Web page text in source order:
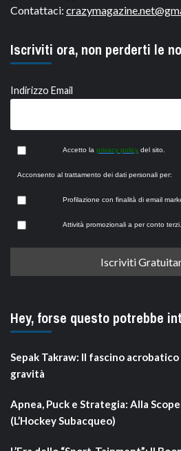
Contattaci:
Iscriviti ora, non perderti le
Indirizzo Email
Accetto la privacy policy del sito.
Acconsento al trattamento dei dati personali per:
Profilazione con finalità di email
Attività promozionali a per conto terzi.
Hey, forse questo potrebbe
Sepak Takraw: Il fascino
gravità
Apnea, Puck e Strategia: Alla
(L’Hockey Subacqueo)